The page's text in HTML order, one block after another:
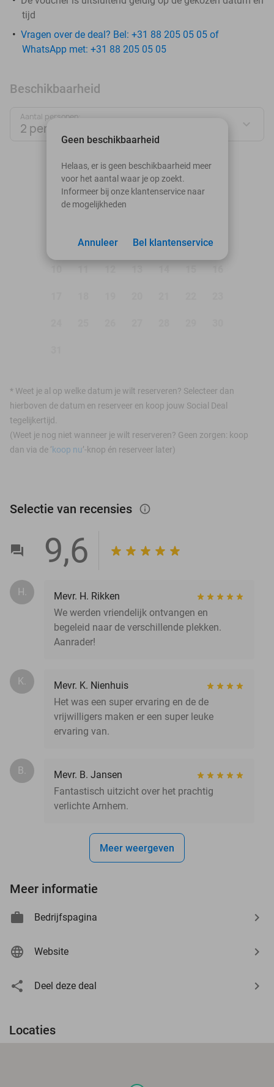
tijd
Vragen over de deal? Bel: +31 88 205 05 05 of
WhatsApp met: +31 88 205 05 05
Beschikbaarheid
Aantal personen:
2 personen
augustus 2026
Ma
Di Wo Do Vr
4 5 6 7 8
* Weet je al op welke datum je wilt reserveren? Selecteer dan
hierboven de datum en reserveer en koop jouw Social Deal
tegelijkertijd.
(Weet je nog niet wanneer je wilt reserveren? Geen zorgen: koop
dan via de ‘koop nu’-knop én reserveer later)
Geen beschikbaarheid
Helaas, er is geen beschikbaarheid meer
voor het aantal waar je op zoekt.
Informeer bij onze klantenservice naar
de mogelijkheden
Bel klantenservice
Annuleer
Selectie van recensies info_outlined
9,6
H.
Mevr. H. Rikken
We werden vriendelijk ontvangen en
begeleid naar de verschillende plekken.
Aanrader!
K.
Mevr. K. Nienhuis
Het was een super ervaring en de de
vrijwilligers maken er een super leuke
ervaring van.
B.
Mevr. B. Jansen
Fantastisch uitzicht over het prachtig
verlichte Arnhem.
Meer weergeven
Meer informatie
Bedrijfspagina
Website
Deel deze deal
Locaties